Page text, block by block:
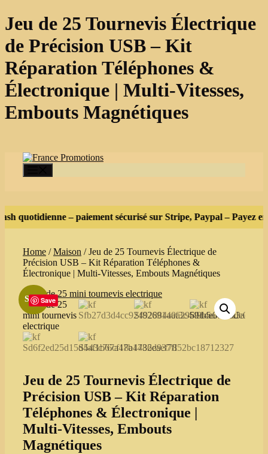
Jeu de 25 Tournevis Électrique
de Précision USB – Kit
Réparation Téléphones &
Électronique | Multi‑Vitesses,
Embouts Magnétiques
content
Menu
quotidienne – paiement sécurisé sur Stripe, Paypal – Payez
Home /Maison / Jeu de 25 Tournevis Électrique de
Précision USB – Kit Réparation Téléphones &
Électronique | Multi‑Vitesses, Embouts Magnétiques
Sale!Save
Jeu de 25 Tournevis Électrique de
Précision USB – Kit Réparation
Téléphones & Électronique |
Multi‑Vitesses, Embouts
Magnétiques